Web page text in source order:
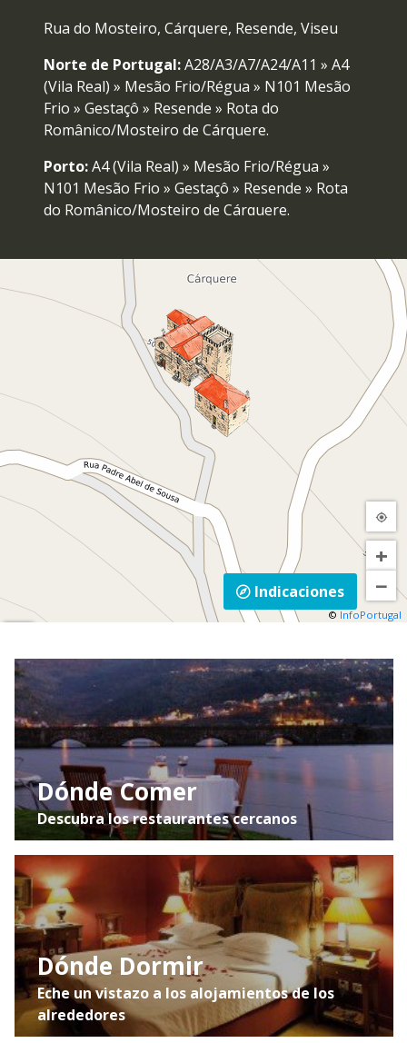
Rua do Mosteiro, Cárquere, Resende, Viseu
Norte de Portugal:A28/A3/A7/A24/A11 » A4
(Vila Real) » Mesão Frio/Régua » N101 Mesão
Frio » Gestaçô » Resende » Rota do
Românico/Mosteiro de Cárquere.
Porto:A4 (Vila Real) » Mesão Frio/Régua »
N101 Mesão Frio » Gestaçô » Resende » Rota
do Românico/Mosteiro de Cárquere.
(Viseu) » A24 (Vila Real) » Bigorne » Rota do
Românico/Mosteiro de Cárquere.
Resende:Rota do Românico/Mosteiro de
+
−
© InfoPortugal
Satélite
Trânsito
Indicaciones
Dónde Comer
Descubra los restaurantes cercanos
Dónde Dormir
Eche un vistazo a los alojamientos de los
alrededores